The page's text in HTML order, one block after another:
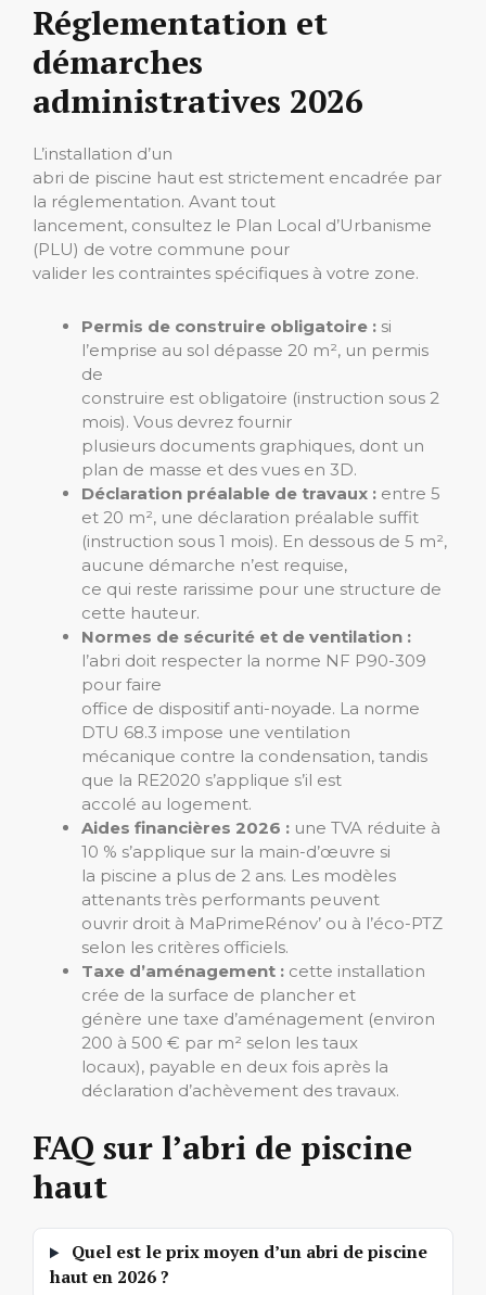
Réglementation et
démarches
administratives 2026
L’installation d’un
abri de piscine haut est strictement encadrée par
la réglementation. Avant tout
lancement, consultez le Plan Local d’Urbanisme
(PLU) de votre commune pour
valider les contraintes spécifiques à votre zone.
Permis de construire obligatoire : si
l’emprise au sol dépasse 20 m², un permis
de
construire est obligatoire (instruction sous 2
mois). Vous devrez fournir
plusieurs documents graphiques, dont un
plan de masse et des vues en 3D.
Déclaration préalable de travaux : entre 5
et 20 m², une déclaration préalable suffit
(instruction sous 1 mois). En dessous de 5 m²,
aucune démarche n’est requise,
ce qui reste rarissime pour une structure de
cette hauteur.
Normes de sécurité et de ventilation :
l’abri doit respecter la norme NF P90-309
pour faire
office de dispositif anti-noyade. La norme
DTU 68.3 impose une ventilation
mécanique contre la condensation, tandis
que la RE2020 s’applique s’il est
accolé au logement.
Aides financières 2026 : une TVA réduite à
10 % s’applique sur la main-d’œuvre si
la piscine a plus de 2 ans. Les modèles
attenants très performants peuvent
ouvrir droit à MaPrimeRénov’ ou à l’éco-PTZ
selon les critères officiels.
Taxe d’aménagement : cette installation
crée de la surface de plancher et
génère une taxe d’aménagement (environ
200 à 500 € par m² selon les taux
locaux), payable en deux fois après la
déclaration d’achèvement des travaux.
FAQ sur l’abri de piscine
haut
Quel est le prix moyen d’un abri de piscine
haut en 2026 ?